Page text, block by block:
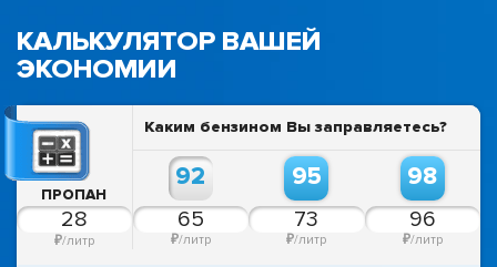
КАЛЬКУЛЯТОР ВАШЕЙ
ЭКОНОМИИ
ПРОПАН
₽/литр
Каким бензином Вы заправляетесь?
92
₽/литр
95
₽/литр
98
₽/литр